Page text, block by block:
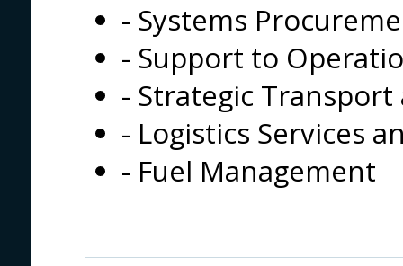
- Systems
- Support to
- Strategic Transport
- Logistics Services
- Fuel Management